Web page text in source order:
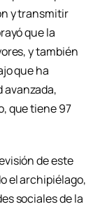
y transmitir
que la
y también
que ha
avanzada,
que tiene 97
de este
el archipiélago,
sociales de la